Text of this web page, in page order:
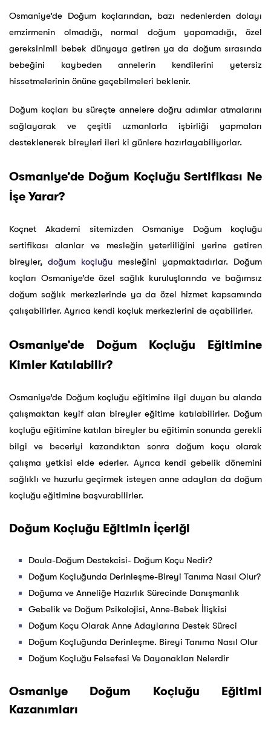
Osmaniye’de Doğum koçlarından, bazı nedenlerden dolayı
emzirmenin olmadığı, normal doğum yapamadığı, özel
gereksinimli bebek dünyaya getiren ya da doğum sırasında
bebeğini kaybeden annelerin kendilerini yetersiz
hissetmelerinin önüne geçebilmeleri beklenir.
Doğum koçları bu süreçte annelere doğru adımlar atmalarını
sağlayarak ve çeşitli uzmanlarla işbirliği yapmaları
desteklenerek bireyleri ileri ki günlere hazırlayabiliyorlar.
Osmaniye’de Doğum Koçluğu Sertifikası Ne
İşe Yarar?
Koçnet Akademi sitemizden Osmaniye Doğum koçluğu
sertifikası alanlar ve mesleğin yeterliliğini yerine getiren
bireyler, doğum koçluğu mesleğini yapmaktadırlar. Doğum
koçları Osmaniye’de özel sağlık kuruluşlarında ve bağımsız
doğum sağlık merkezlerinde ya da özel hizmet kapsamında
çalışabilirler. Ayrıca kendi koçluk merkezlerini de açabilirler.
Osmaniye’de Doğum Koçluğu Eğitimine
Kimler Katılabilir?
Osmaniye’de Doğum koçluğu eğitimine ilgi duyan bu alanda
çalışmaktan keyif alan bireyler eğitime katılabilirler. Doğum
koçluğu eğitimine katılan bireyler bu eğitimin sonunda gerekli
bilgi ve beceriyi kazandıktan sonra doğum koçu olarak
çalışma yetkisi elde ederler. Ayrıca kendi gebelik dönemini
sağlıklı ve huzurlu geçirmek isteyen anne adayları da doğum
koçluğu eğitimine başvurabilirler.
Doğum Koçluğu Eğitimin İçeriği
Doula-Doğum Destekcisi- Doğum Koçu Nedir?
Doğum Koçluğunda Derinleşme-Bireyi Tanıma Nasıl Olur?
Doğuma ve Anneliğe Hazırlık Sürecinde Danışmanlık
Gebelik ve Doğum Psikolojisi, Anne-Bebek İlişkisi
Doğum Koçu Olarak Anne Adaylarına Destek Süreci
Doğum Koçluğunda Derinleşme. Bireyi Tanıma Nasıl Olur
Doğum Koçluğu Felsefesi Ve Dayanakları Nelerdir
Osmaniye Doğum Koçluğu Eğitimi
Kazanımları